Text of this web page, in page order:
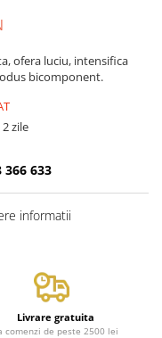
ofera luciu, intensifica
bicomponent.
2 zile
366 633
informatii
Livrare gratuita
comenzi de peste 2500 lei